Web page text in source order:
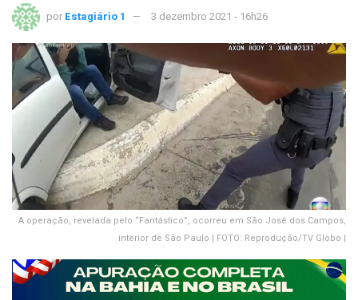
por Estagiário 1 3 dezembro 2021 - 16h26
A operação, revelada pelo “Fantástico”, ocorreu em São José dos Campos,
interior de São Paulo | FOTO: Reprodução/TV Globo |